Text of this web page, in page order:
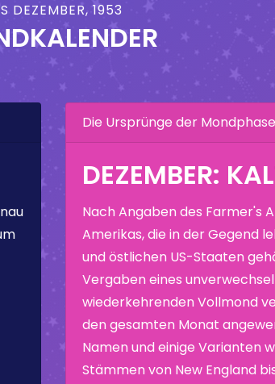
DEZEMBER, 1953
Die Ursprünge der
DEZEMBER:
Nach Angaben des Farmer's
Amerikas, die in der Gegend
und östlichen US-Staaten
Vergaben eines
wiederkehrenden Vollmond
den gesamten Monat
Namen und einige Varianten
Stämmen von New England